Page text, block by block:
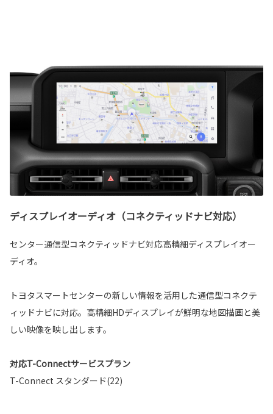
ディスプレイオーディオ（コネクティッドナビ対応）
センター通信型コネクティッドナビ対応高精細ディスプレイオー
ディオ。
トヨタスマートセンターの新しい情報を活用した通信型コネクテ
ィッドナビに対応。高精細HDディスプレイが鮮明な地図描画と美
しい映像を映し出します。
対応T-Connectサービスプラン
T-Connect スタンダード(22)